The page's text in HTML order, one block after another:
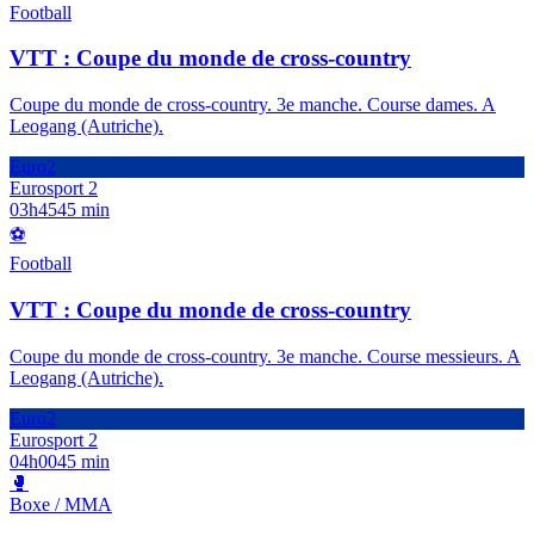
Football
VTT : Coupe du monde de cross-country
Coupe du monde de cross-country. 3e manche. Course dames. A
Leogang (Autriche).
Euro2
Eurosport 2
03h4545 min
⚽
Football
VTT : Coupe du monde de cross-country
Coupe du monde de cross-country. 3e manche. Course messieurs. A
Leogang (Autriche).
Euro2
Eurosport 2
04h0045 min
🥊
Boxe / MMA